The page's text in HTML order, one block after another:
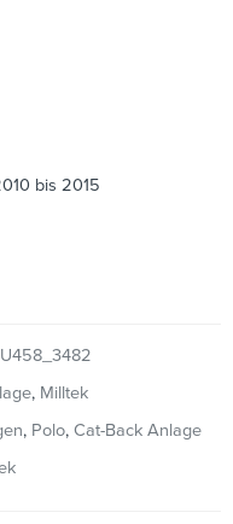
bis 2015
, Milltek
, Polo, Cat-Back Anlage